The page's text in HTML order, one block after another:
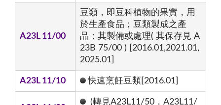
A23L 11/00
豆類，即豆科植物的果實，用
於生產食品；豆類製成之產
品；其製備或處理( 其保存見 A
23B 75/00 ) [2016.01,2021.01,
2025.01]
A23L 11/10 快速烹飪豆類[2016.01]
(轉見A23L11/50，A23L11/